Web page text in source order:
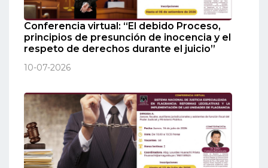
Conferencia virtual: “El debido Proceso,
principios de presunción de inocencia y el
respeto de derechos durante el juicio”
10-07-2026